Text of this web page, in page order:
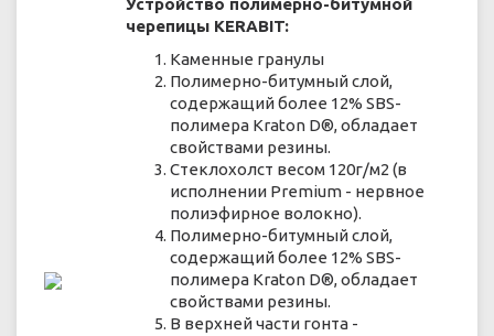
черепицы KERABIT:
Каменные гранулы
Полимерно-битумный слой,
содержащий более 12% SBS-
полимера Kraton D®, обладает
свойствами резины.
Стеклохолст весом 120г/м2 (в
исполнении Premium - нервное
полиэфирное волокно).
Полимерно-битумный слой,
содержащий более 12% SBS-
полимера Kraton D®, обладает
свойствами резины.
В верхней части гонта -